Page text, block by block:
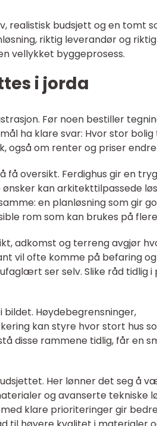
realistisk budsjett og en tomt
riktig leverandør og
vellykket byggeprosess.
i jorda
Før noen bestiller
ha klare svar: Hvor stor bolig
også om renter og priser
få oversikt. Ferdighus gir en
kan arkitekttilpassede
en planløsning som gir
rom som kan brukes på
adkomst og terreng avgjør
vil ofte komme på befaring
ser selv. Slike råd tidlig i
bildet. Høydebegrensninger,
kan styre hvor stort hus
disse rammene tidlig, får en
Her lønner det seg å
og avanserte tekniske
klare prioriteringer gir